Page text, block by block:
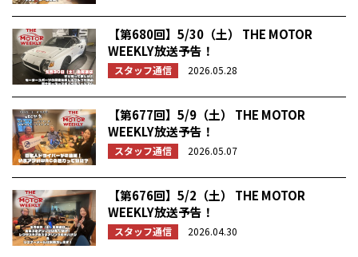
【第680回】5/30（土） THE MOTOR
WEEKLY放送予告！
スタッフ通信 2026.05.28
【第677回】5/9（土） THE MOTOR
WEEKLY放送予告！
スタッフ通信 2026.05.07
【第676回】5/2（土） THE MOTOR
WEEKLY放送予告！
スタッフ通信 2026.04.30